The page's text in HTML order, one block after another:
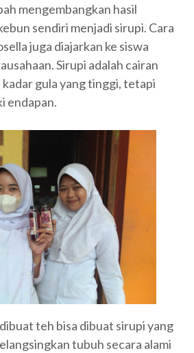
mengembangkan hasil
sendiri menjadi sirupi. Cara
juga diajarkan ke siswa
Sirupi adalah cairan
gula yang tinggi, tetapi
endapan.
teh bisa dibuat sirupi yang
tubuh secara alami